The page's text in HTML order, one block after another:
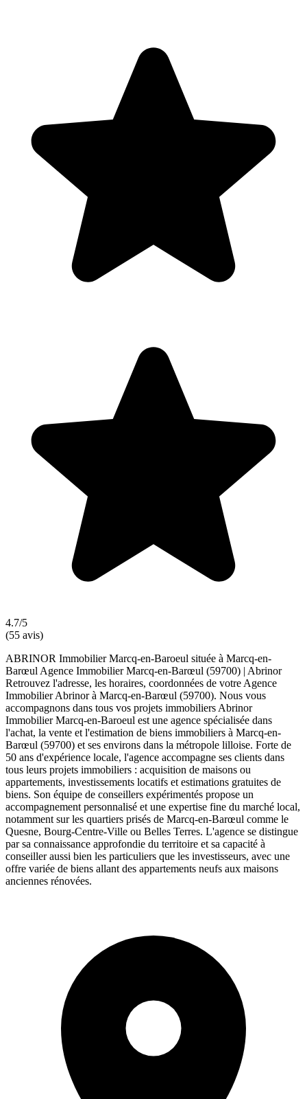
4.7/5
(55 avis)
ABRINOR Immobilier Marcq-en-Baroeul située à Marcq-en-
Barœul Agence Immobilier Marcq-en-Barœul (59700) | Abrinor
Retrouvez l'adresse, les horaires, coordonnées de votre Agence
Immobilier Abrinor à Marcq-en-Barœul (59700). Nous vous
accompagnons dans tous vos projets immobiliers Abrinor
Immobilier Marcq-en-Baroeul est une agence spécialisée dans
l'achat, la vente et l'estimation de biens immobiliers à Marcq-en-
Barœul (59700) et ses environs dans la métropole lilloise. Forte de
50 ans d'expérience locale, l'agence accompagne ses clients dans
tous leurs projets immobiliers : acquisition de maisons ou
appartements, investissements locatifs et estimations gratuites de
biens. Son équipe de conseillers expérimentés propose un
accompagnement personnalisé et une expertise fine du marché local,
notamment sur les quartiers prisés de Marcq-en-Barœul comme le
Quesne, Bourg-Centre-Ville ou Belles Terres. L'agence se distingue
par sa connaissance approfondie du territoire et sa capacité à
conseiller aussi bien les particuliers que les investisseurs, avec une
offre variée de biens allant des appartements neufs aux maisons
anciennes rénovées.